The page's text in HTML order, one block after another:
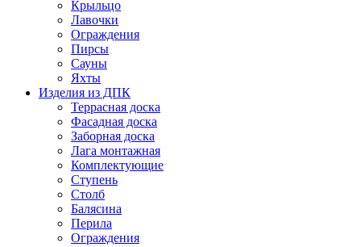
Крыльцо
Лавочки
Ограждения
Пирсы
Сауны
Яхты
Изделия из ДПК
Террасная доска
Фасадная доска
Заборная доска
Лага монтажная
Комплектующие
Ступень
Столб
Балясина
Перила
Ограждения